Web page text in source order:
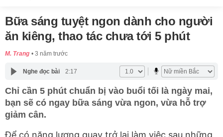
Bữa sáng tuyệt ngon dành cho người
ăn kiêng, thao tác chưa tới 5 phút
M. Trang 3 năm trước
Nghe đọc bài 2:17
Chỉ cần 5 phút chuẩn bị vào buổi tối là ngày mai,
bạn sẽ có ngay bữa sáng vừa ngon, vừa hỗ trợ
giảm cân.
Để có năng lượng quay trở lại làm việc sau những